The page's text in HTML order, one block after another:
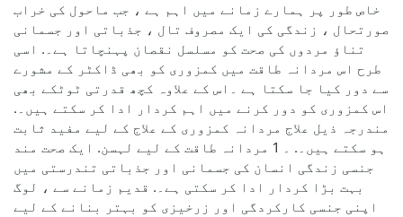
خاص طور پر ہمارے زمانے میں اہم ہے ، جب ماحول کی خراب
صورتحال ، زندگی کی ایک مصروف تال ، جذباتی اور جسمانی
تناؤ مردوں کی صحت کو مسلسل نقصان پہنچاتا ہے۔. اسی
طرح اس مردانہ طاقت میں کمزوری کو بھی ڈاکٹر کے مشورے
سے دور کیا جا سکتا ہے ۔اس کے علاوہ کچھ قدرتی ٹوٹکے بھی
اس کمزوری کو دور کرنے میں اہم کردار ادا کر سکتے ہیں۔.
مندرجہ ذیل علاج مردانہ کمزوری کے علاج کے لیے مفید ثابت
ہو سکتے ہیں۔. ۔ 1 مردانہ طاقت کے لیے لہسن. ایک صحت مند
جنسی زندگی انسان کی جسمانی اور جذباتی تندرستی میں
بہت بڑا کردار ادا کر سکتی ہے۔. قدیم زمانے سے ، لوگ
اپنی جنسی کارکردگی اور زرخیزی کو بہتر بنانے کے لیے